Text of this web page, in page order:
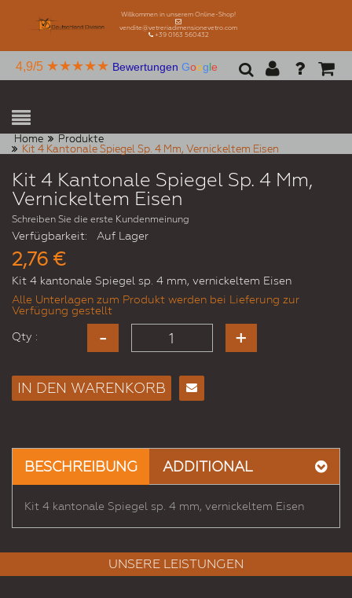
Willkommen in unserem Online-Shop!
vendite@vetreriadimensionevetro.com
+39 0163 560432
4,9/5 ★★★★★ Bewertungen Google
Home
Produkte
Kit 4 Kantonale Spiegel Sp. 4 Mm, Vernickeltem Eisen
Kit 4 Kantonale Spiegel Sp. 4 Mm,
Vernickeltem Eisen
Schreiben Sie die erste Kundenmeinung
Verfügbarkeit: Auf Lager
2,76 €
Kit 4 kantonale Spiegel sp. 4 mm, vernickeltem Eisen
Alle Unterlagen zum Produkt werden bei Lieferung zur
Verfügung gestellt
Qty :
IN DEN WARENKORB
Freund
BESCHREIBUNG ADDITIONAL
Kit 4 kantonale Spiegel sp. 4 mm, vernickeltem Eisen
UNSERE LEISTUNGEN